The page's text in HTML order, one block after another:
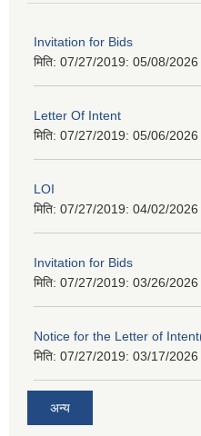
Invitation for Bids
मिति: 07/27/2019: 05/08/2026
Letter Of Intent
मिति: 07/27/2019: 05/06/2026
LOI
मिति: 07/27/2019: 04/02/2026
Invitation for Bids
मिति: 07/27/2019: 03/26/2026
Notice for the Letter of
मिति: 07/27/2019: 03/17/
अन्य